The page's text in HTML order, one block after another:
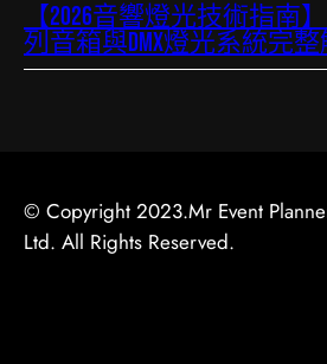
【2026音響燈光技術指南
列音箱與DMX燈光系統完
© Copyright 2023.Mr Event
Ltd. All Rights Reserved.